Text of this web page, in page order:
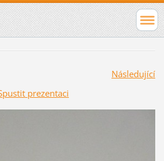
Následující
prezentaci